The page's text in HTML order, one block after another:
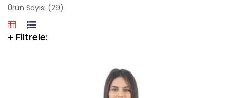
Ürün Sayısı (29)
Filtrele: